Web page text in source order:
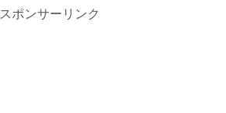
スポンサーリンク